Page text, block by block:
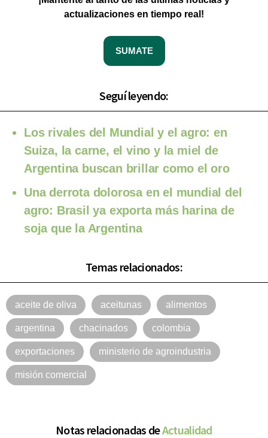
actualizaciones en tiempo real!
SUMATE
Seguí leyendo:
Los rivales del Mundial y el agro: en
Suiza, la carne, el vino y la miel de
Argentina buscan brillar como el oro
Una derrota dolorosa en el mundial del
agro: Brasil ya exporta más harina de
soja que la Argentina
Temas relacionados:
aceite de oliva aceitunas alimentos
argentina chacinados colombia
exportaciones ministerio de agroindustria
misión comercial
Notas relacionadas deActualidad